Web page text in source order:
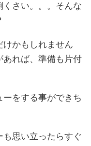
さい。。。そんな
かもしれません
あれば、準備も片付
をする事ができち
思い立ったらすぐ